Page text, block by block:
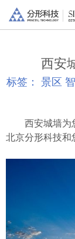
西安
标签： 景区
西安城墙为您
北京分形科技和